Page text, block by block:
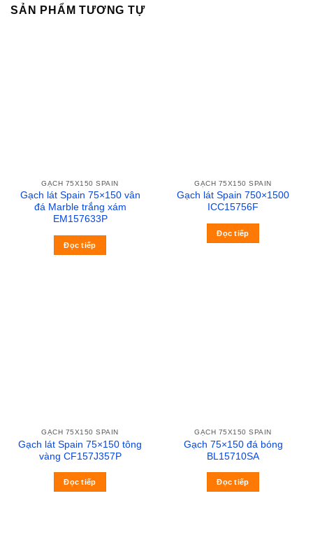
SẢN PHẨM TƯƠNG TỰ
GẠCH 75X150 SPAIN
Gạch lát Spain 75×150 vân
đá Marble trắng xám
EM157633P
Đọc tiếp
GẠCH 75X150 SPAIN
Gạch lát Spain 750×1500
ICC15756F
Đọc tiếp
GẠCH 75X150 SPAIN
Gạch lát Spain 75×150 tông
vàng CF157J357P
Đọc tiếp
GẠCH 75X150 SPAIN
Gạch 75×150 đá bóng
BL15710SA
Đọc tiếp